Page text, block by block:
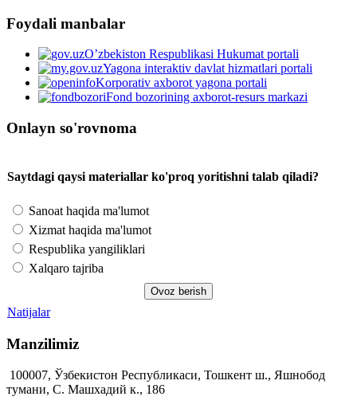
Foydali manbalar
O’zbekiston Respublikasi Hukumat portali
Yagona interaktiv davlat hizmatlari portali
Korporativ axborot yagona portali
Fond bozorining axborot-resurs markazi
Onlayn so'rovnoma
Saytdagi qaysi materiallar ko'proq yoritishni talab qiladi?
Sanoat haqida ma'lumot
Xizmat haqida ma'lumot
Respublika yangiliklari
Xalqaro tajriba
Natijalar
Manzilimiz
100007, Ўзбекистон Республикаси, Тошкент ш., Яшнобод
тумани, С. Машхадий к., 186